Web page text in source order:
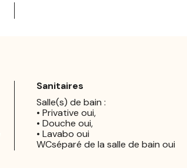
Sanitaires
Salle(s) de bain :
• Privative oui,
• Douche oui,
• Lavabo oui
WCséparé de la salle de bain oui